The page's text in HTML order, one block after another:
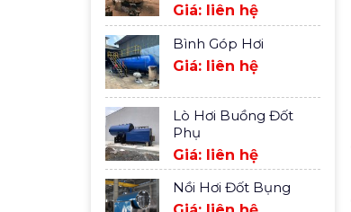
Giá: liên hệ
Bình Góp Hơi
Giá: liên hệ
Lò Hơi Buồng Đốt
Phụ
Giá: liên hệ
Nồi Hơi Đốt Bụng